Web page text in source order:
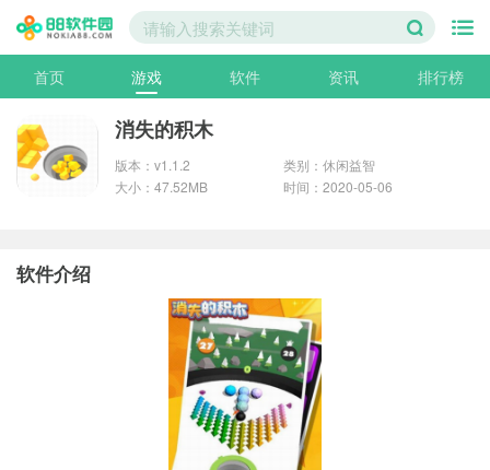
首页 游戏 软件 资讯 排行榜
消失的积木
版本：v1.1.2
类别：休闲益智
大小：47.52MB
时间：2020-05-06
软件介绍